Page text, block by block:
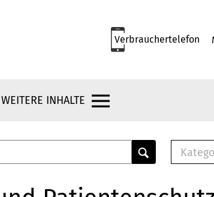
Verbrauchertelefon
WEITERE INHALTE